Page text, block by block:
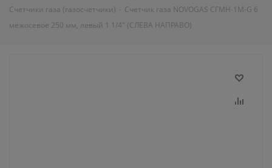
Счетчики газа (газосчетчики) - Счетчик газа NOVOGAS СГМН-1М-G 6
межосевое 250 мм, левый 1 1/4" (СЛЕВА НАПРАВО)